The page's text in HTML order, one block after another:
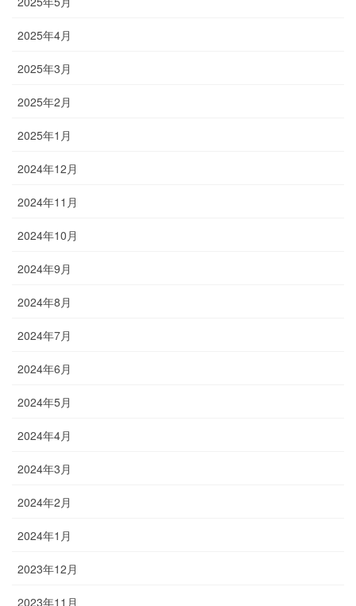
2025年4月
2025年3月
2025年2月
2025年1月
2024年12月
2024年11月
2024年10月
2024年9月
2024年8月
2024年7月
2024年6月
2024年5月
2024年4月
2024年3月
2024年2月
2024年1月
2023年12月
2023年11月